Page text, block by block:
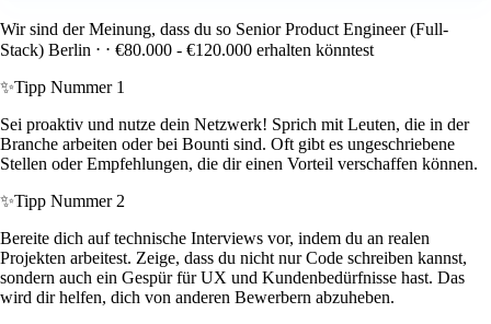
Wir sind der Meinung, dass du so Senior Product Engineer (Full-
Stack) Berlin ⋅ ⋅ €80.000 - €120.000 erhalten könntest
✨Tipp Nummer 1
Sei proaktiv und nutze dein Netzwerk! Sprich mit Leuten, die in der
Branche arbeiten oder bei Bounti sind. Oft gibt es ungeschriebene
Stellen oder Empfehlungen, die dir einen Vorteil verschaffen können.
✨Tipp Nummer 2
Bereite dich auf technische Interviews vor, indem du an realen
Projekten arbeitest. Zeige, dass du nicht nur Code schreiben kannst,
sondern auch ein Gespür für UX und Kundenbedürfnisse hast. Das
wird dir helfen, dich von anderen Bewerbern abzuheben.